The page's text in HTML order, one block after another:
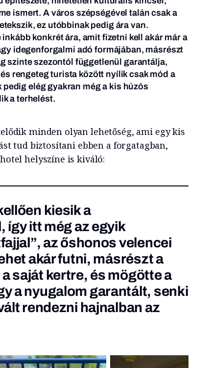
ismert. A város szépségével talán csak a
ez utóbbinak pedig ára van.
konkrét ára, amit fizetni kell akár már a
idegenforgalmi adó formájában, másrészt
szinte szezontól függetlenül garantálja,
rengeteg turista között nyílik csak mód a
elég gyakran még a kis húzós
a terhelést.
minden olyan lehetőség, ami egy kis
tud biztosítani ebben a forgatagban,
helyszíne is kiváló:
kiesik a
itt még az egyik
az őshonos velencei
akár futni, másrészt a
saját kertre, és mögötte a
a nyugalom garantált, senki
rendezni hajnalban az